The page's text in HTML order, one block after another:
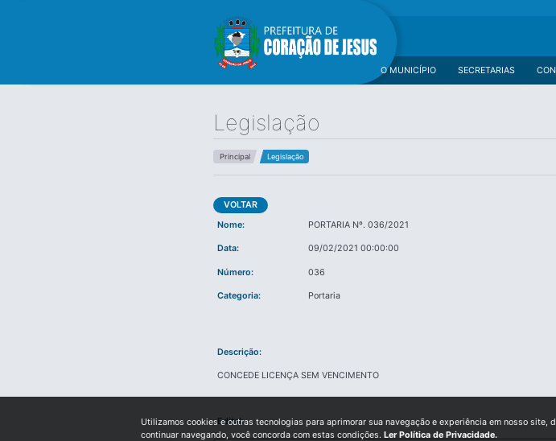
SECRETARIAS
O MUNICÍPIO
Legislação
Principal Legislação
VOLTAR
Nome:
PORTARIA Nº. 036/2021
Data: 09/02/2021 00:00:00
Número: 036
Categoria: Portaria
Descrição:
CONCEDE LICENÇA SEM VENCIMENTO
Edital:
Utilizamos cookies e outras tecnologias para aprimorar sua navegação e experiência em nosso site,
continuar navegando, você concorda com estas condições. Ler Política de Privacidade.